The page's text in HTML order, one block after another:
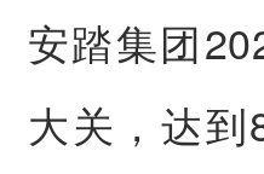
安踏集团
大关，达到